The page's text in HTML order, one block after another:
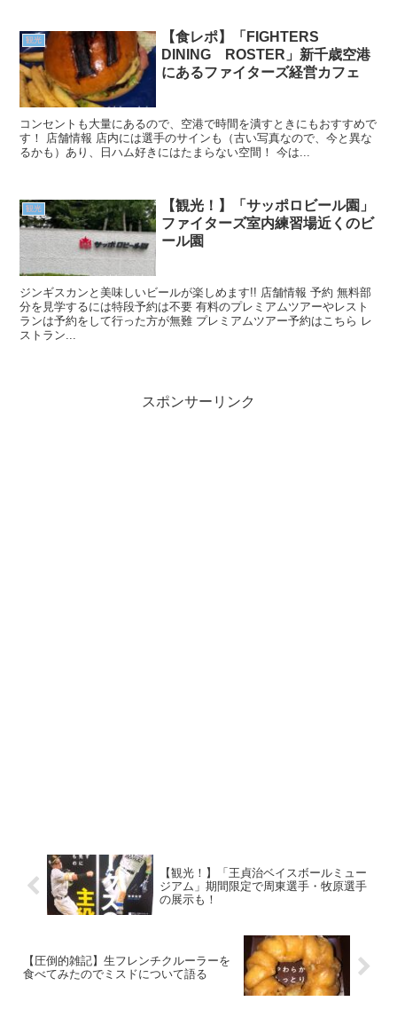
観光
【食レポ】「FIGHTERS
DINING ROSTER」新千歳空港
にあるファイターズ経営カフェ
コンセントも大量にあるので、空港で時間を潰すときにもおすすめで
す！ 店舗情報 店内には選手のサインも（古い写真なので、今と異な
るかも）あり、日ハム好きにはたまらない空間！ 今は...
観光
【観光！】「サッポロビール園」
ファイターズ室内練習場近くのビ
ール園
ジンギスカンと美味しいビールが楽しめます!! 店舗情報 予約 無料部
分を見学するには特段予約は不要 有料のプレミアムツアーやレスト
ランは予約をして行った方が無難 プレミアムツアー予約はこちら レ
ストラン...
スポンサーリンク
【観光！】「王貞治ベイスボールミュー
ジアム」期間限定で周東選手・牧原選手
の展示も！
【圧倒的雑記】生フレンチクルーラーを
食べてみたのでミスドについて語る